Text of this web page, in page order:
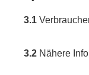
3.1
3.2 Nähere